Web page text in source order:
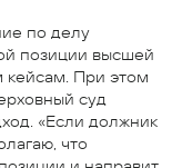
по делу
позиции высшей
кейсам. При этом
суд
«Если должник
что